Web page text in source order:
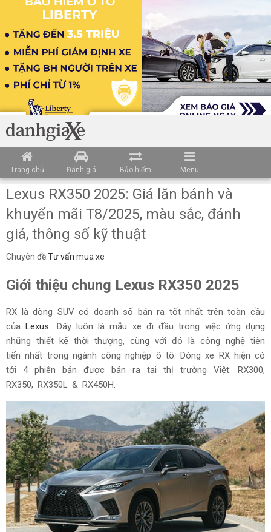
Trang chủ Đánh giá Bảo hiểm Menu
Lexus RX350 2025: Giá lăn bánh và
khuyến mãi T8/2025, màu sắc, đánh
giá, thông số kỹ thuật
Chuyên đề:Tư vấn mua xe
Giới thiệu chung Lexus RX350 2025
RX là dòng SUV có doanh số bán ra tốt nhất trên toàn cầu
củaLexus. Đây luôn là mẫu xe đi đầu trong việc ứng dụng
những thiết kế thời thượng, cùng với đó là công nghệ tiên
tiến nhất trong ngành công nghiệp ô tô. Dòng xe RX hiện có
tới 4 phiên bản được bán ra tại thị trường Việt: RX300,
RX350, RX350L & RX450H.